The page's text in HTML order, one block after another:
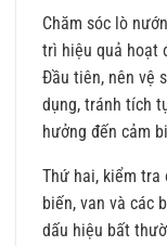
Chăm sóc lò
trì hiệu quả hoạt
Đầu tiên, nên vệ
dụng, tránh tích
hưởng đến cảm
Thứ hai, kiểm tra
biến, van và các
dấu hiệu bất